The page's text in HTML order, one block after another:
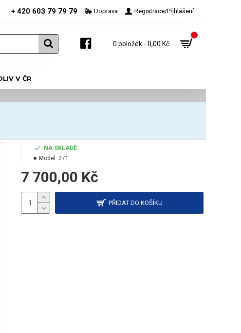
+ 420 603 79 79 79 Doprava Registrace/Přihlášení
0 položek - 0,00 Kč
!
V ČR
NA SKLADĚ
Model: 271
7 700,00 Kč
PŘIDAT DO KOŠÍKU